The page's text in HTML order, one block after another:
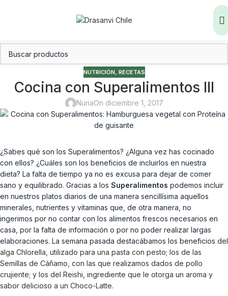
NUTRICIÓN, RECETAS
Cocina con Superalimentos III
NuriaOn diciembre 1, 2017
¿Sabes qué son los Superalimentos? ¿Alguna vez has cocinado
con ellos? ¿Cuáles son los beneficios de incluirlos en nuestra
dieta? La falta de tiempo ya no es excusa para dejar de comer
sano y equilibrado. Gracias a los Superalimentos podemos incluir
en nuestros platos diarios de una manera sencillísima aquellos
minerales, nutrientes y vitaminas que, de otra manera, no
ingerimos por no contar con los alimentos frescos necesarios en
casa, por la falta de información o por no poder realizar largas
elaboraciones. La semana pasada destacábamos los beneficios del
alga Chlorella, utilizado para una pasta con pesto; los de las
Semillas de Cáñamo, con las que realizamos dados de pollo
crujiente; y los del Reishi, ingrediente que le otorga un aroma y
sabor delicioso a un Choco-Latte.